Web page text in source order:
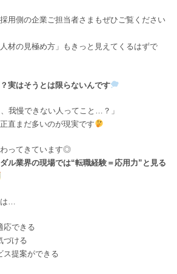
用側の企業ご担当者さまもぜひご覧ください
材の見極め方」もきっと見えてくるはずで
実はそうとは限らないんです
我慢できない人ってこと…？」
直まだ多いのが現実です
ってきています◎
ル業界の現場では“転職経験＝応用力”と見る
は…
応できる
づける
ス提案ができる